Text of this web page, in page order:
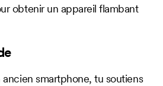
obtenir un appareil flambant
smartphone, tu soutiens